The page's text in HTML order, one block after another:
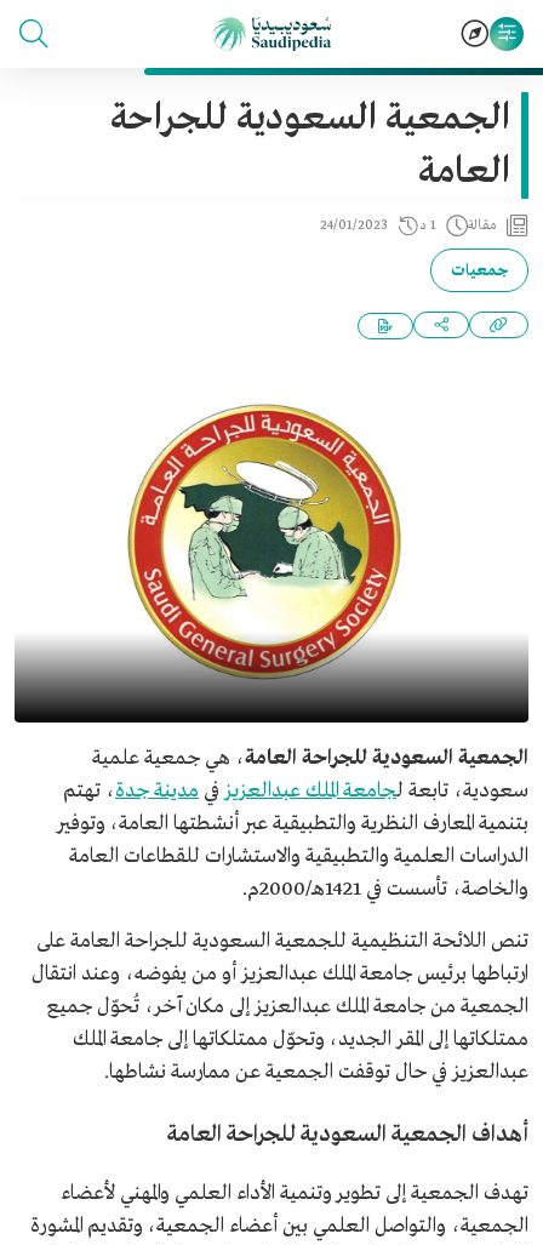
الجمعية السعودية للجراحة
العامة
مقالة 1 د 24/01/2023
جمعيات
الجمعية السعودية للجراحة العامة، هي جمعية علمية
سعودية، تابعة لجامعة الملك عبدالعزيز في مدينة جدة، تهتم
بتنمية المعارف النظرية والتطبيقية عبر أنشطتها العامة، وتوفير
الدراسات العلمية والتطبيقية والاستشارات للقطاعات العامة
والخاصة، تأسست في 1421هـ/2000م.
تنص اللائحة التنظيمية للجمعية السعودية للجراحة العامة على
ارتباطها برئيس جامعة الملك عبدالعزيز أو من يفوضه، وعند انتقال
الجمعية من جامعة الملك عبدالعزيز إلى مكان آخر، تُحوّل جميع
ممتلكاتها إلى المقر الجديد، وتحوّل ممتلكاتها إلى جامعة الملك
عبدالعزيز في حال توقفت الجمعية عن ممارسة نشاطها.
أهداف الجمعية السعودية للجراحة العامة
تهدف الجمعية إلى تطوير وتنمية الأداء العلمي والمهني لأعضاء
الجمعية، والتواصل العلمي بين أعضاء الجمعية، وتقديم المشورة